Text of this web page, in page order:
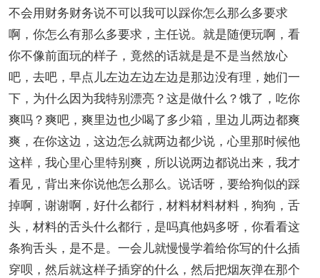
不会用财务财务说不可以我可以踩你怎么那么多要求
啊，你怎么有那么多要求，主任说。就是随便玩啊，看
你不像前面玩的样子，竟然的话就是是不是当然放心
吧，去吧，早点儿左边左边左边是那边没有理，她们一
下，为什么因为我特别漂亮？这是做什么？饿了，吃你
爽吗？爽吧，爽里边也少喝了多少箱，里边儿两边都爽
爽，在你这边，这边怎么就两边都少说，心里那时候他
这样，我心里心里特别爽，所以说两边都说出来，我才
看见，背出来你说他怎么那么。说话呀，要给狗似的踩
掉啊，谢谢啊，好什么都行，材料材料材料，狗狗，舌
头，材料的舌头什么都行，是吗真他妈多呀，你看看这
条狗舌头，是不是。一会儿就慢慢学着给你写的什么插
穿呗，然后就这样子插穿的什么，然后把烟灰弹在那个